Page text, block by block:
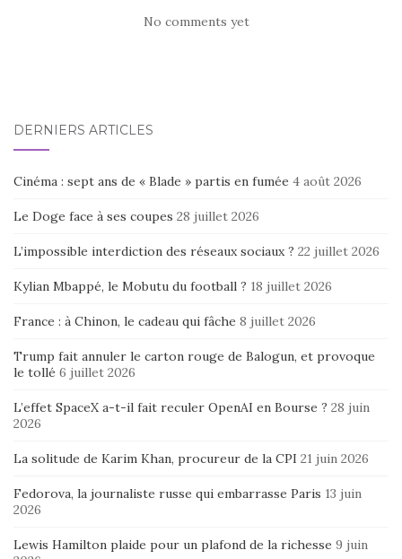
No comments yet
DERNIERS ARTICLES
Cinéma : sept ans de « Blade » partis en fumée 4 août 2026
Le Doge face à ses coupes 28 juillet 2026
L’impossible interdiction des réseaux sociaux ? 22 juillet 2026
Kylian Mbappé, le Mobutu du football ? 18 juillet 2026
France : à Chinon, le cadeau qui fâche 8 juillet 2026
Trump fait annuler le carton rouge de Balogun, et provoque
le tollé 6 juillet 2026
L’effet SpaceX a-t-il fait reculer OpenAI en Bourse ? 28 juin
2026
La solitude de Karim Khan, procureur de la CPI 21 juin 2026
Fedorova, la journaliste russe qui embarrasse Paris 13 juin
2026
Lewis Hamilton plaide pour un plafond de la richesse 9 juin